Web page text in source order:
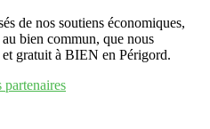
de nos soutiens économiques,
bien commun, que nous
gratuit à BIEN en Périgord.
partenaires